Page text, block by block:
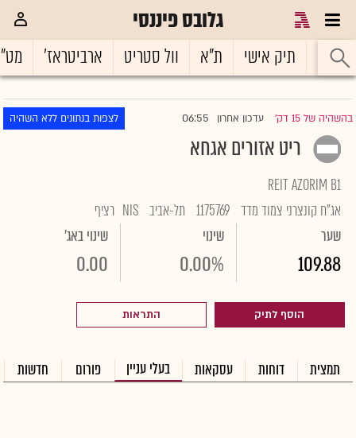
גלובס פיננסי
ראשי תיק אישי ת"א וול סטריט ארביטראז'
בהשהיה של 15 דק' |עדכון אחרון 06:55 לצפות בנתונים ללא השהיה
ריט אזורים אגחא
REIT AZORIM B1
אג"ח קונצרני צמוד מדד 1175769 תל-אביב NIS רציף
שער
109.88
שינוי
0.00%
שינוי באג'
0.00
הוסף לתיק התראות
תמצית דוחות עסקאות בעלי עניין פורום חדשות